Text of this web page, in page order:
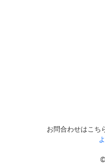
お問合わせはこ